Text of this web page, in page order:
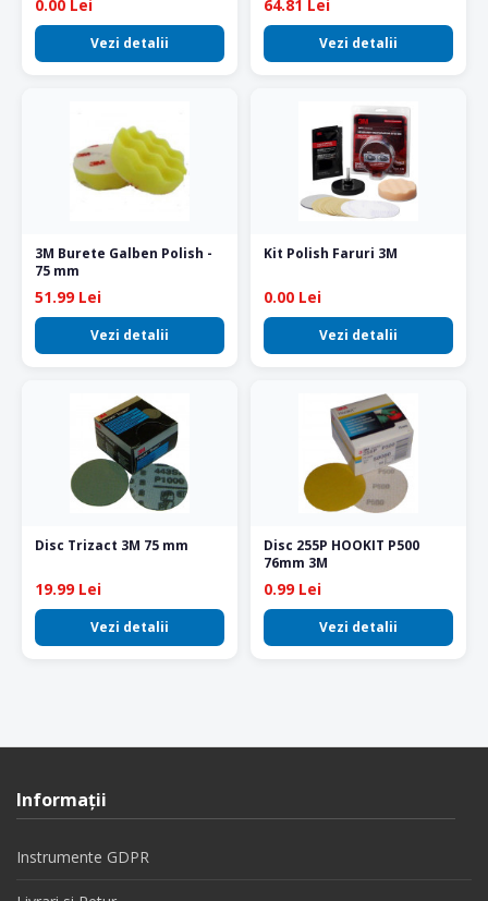
0.00 Lei
Vezi detalii
64.81 Lei
Vezi detalii
3M Burete Galben Polish -
75 mm
51.99 Lei
Vezi detalii
Kit Polish Faruri 3M
0.00 Lei
Vezi detalii
Disc Trizact 3M 75 mm
19.99 Lei
Vezi detalii
Disc 255P HOOKIT P500
76mm 3M
0.99 Lei
Vezi detalii
Informaţii
Instrumente GDPR